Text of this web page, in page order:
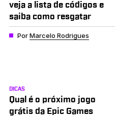
veja a lista de códigos e
saiba como resgatar
PorMarcelo Rodrigues
DICAS
Qual é o próximo jogo
grátis da Epic Games